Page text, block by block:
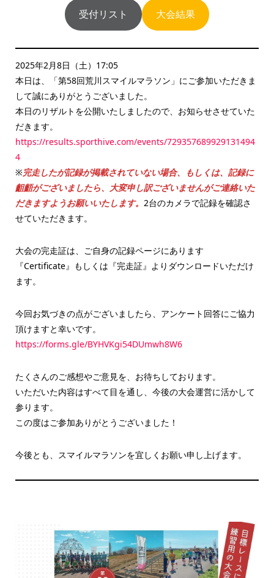
受付リスト 大会結果
2025年2月8日（土）17:05
本日は、「第58回荒川スマイルマラソン」にご参加いただきま
して誠にありがとうございました。
本日のリザルトを公開いたしましたので、お知らせさせていた
だきます。
https://results.sporthive.com/events/729357689929131494
4
※完走したが記録が掲載されていない場合、もしくは、記録に
齟齬がございましたら、大変申し訳ございませんがご連絡いた
だきますようお願いいたします。 2台のカメラで記録を確認さ
せていただきます。
大会の完走証は、ご自身の記録ページにあります
『Certificate』もしくは『完走証』よりダウンロードいただけ
ます。
今回お気づきの点がございましたら、アンケート回答にご協力
頂けますと幸いです。
https://forms.gle/BYHVKgi54DUmwh8W6
たくさんのご感想やご意見を、お待ちしております。
いただいた内容はすべて目を通し、今後の大会運営に活かして
参ります。
この度はご参加ありがとうございました！
今後とも、スマイルマラソンを宜しくお願い申し上げます。